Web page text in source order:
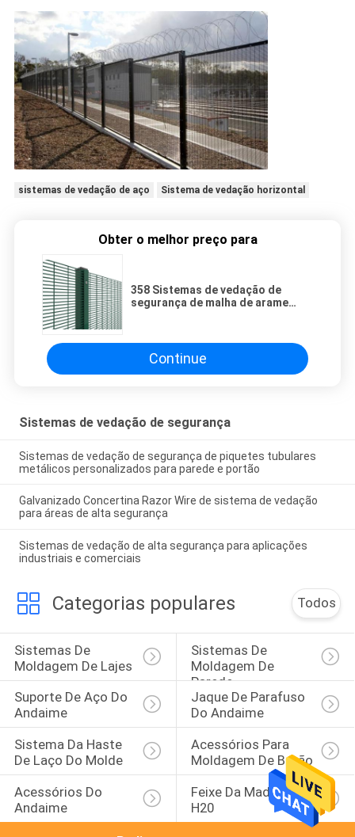
sistemas de vedação de aço Sistema de vedação horizontal
Obter o melhor preço para
358 Sistemas de vedação de
segurança de malha de arame
Continue
Sistemas de vedação de segurança
Sistemas de vedação de segurança de piquetes tubulares
metálicos personalizados para parede e portão
Galvanizado Concertina Razor Wire de sistema de vedação
para áreas de alta segurança
Sistemas de vedação de alta segurança para aplicações
industriais e comerciais
Categorias populares Todos
Sistemas De
Moldagem De Lajes
Sistemas De
Moldagem De
Parede
Suporte De Aço Do
Andaime
Jaque De Parafuso
Do Andaime
Sistema Da Haste
De Laço Do Molde
Acessórios Para
Moldagem De Betão
Acessórios Do
Andaime
Feixe Da Madeira
H20